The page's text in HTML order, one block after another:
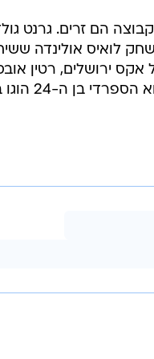
/ דני מרון
בעלת שאיפות
הם זרים. גרנט
לואיס אולינדה
ירושלים, רטין
ממוצעים מאוד מרשימים.